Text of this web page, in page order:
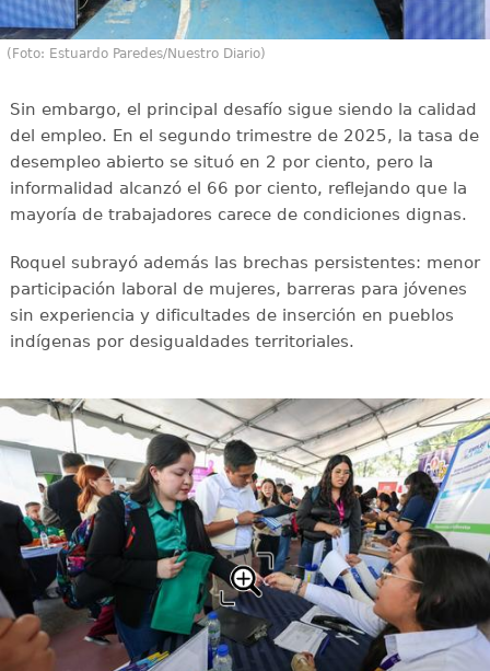
(Foto: Estuardo Paredes/Nuestro Diario)
Sin embargo, el principal desafío sigue siendo la calidad
del empleo. En el segundo trimestre de 2025, la tasa de
desempleo abierto se situó en 2 por ciento, pero la
informalidad alcanzó el 66 por ciento, reflejando que la
mayoría de trabajadores carece de condiciones dignas.
Roquel subrayó además las brechas persistentes: menor
participación laboral de mujeres, barreras para jóvenes
sin experiencia y dificultades de inserción en pueblos
indígenas por desigualdades territoriales.